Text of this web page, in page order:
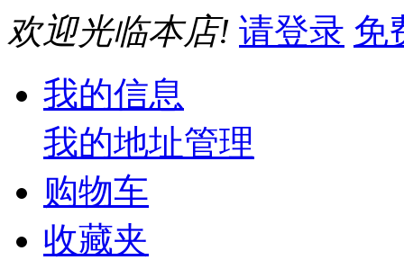
欢迎光临本店! 请登录 免
我的信息
我的地址管理
购物车
收藏夹